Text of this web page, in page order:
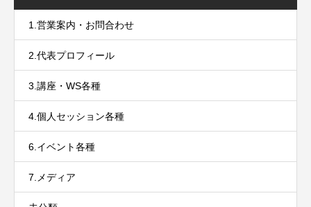
1.営業案内・お問合わせ
2.代表プロフィール
3.講座・WS各種
4.個人セッション各種
6.イベント各種
7.メディア